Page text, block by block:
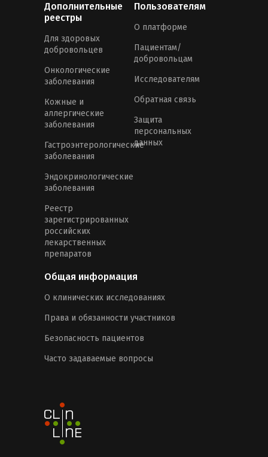
Дополнительные
реестры
Для здоровых
добровольцев
Онкологические
заболевания
Кожные и
аллергические
заболевания
Гастроэнтерологические
заболевания
Эндокринологические
заболевания
Реестр
зарегистрированных
российских
лекарственных
препаратов
Пользователям
О платформе
Пациентам/
добровольцам
Исследователям
Обратная связь
Защита
персональных
данных
Общая информация
О клинических исследованиях
Права и обязанности участников
Безопасность пациентов
Часто задаваемые вопросы